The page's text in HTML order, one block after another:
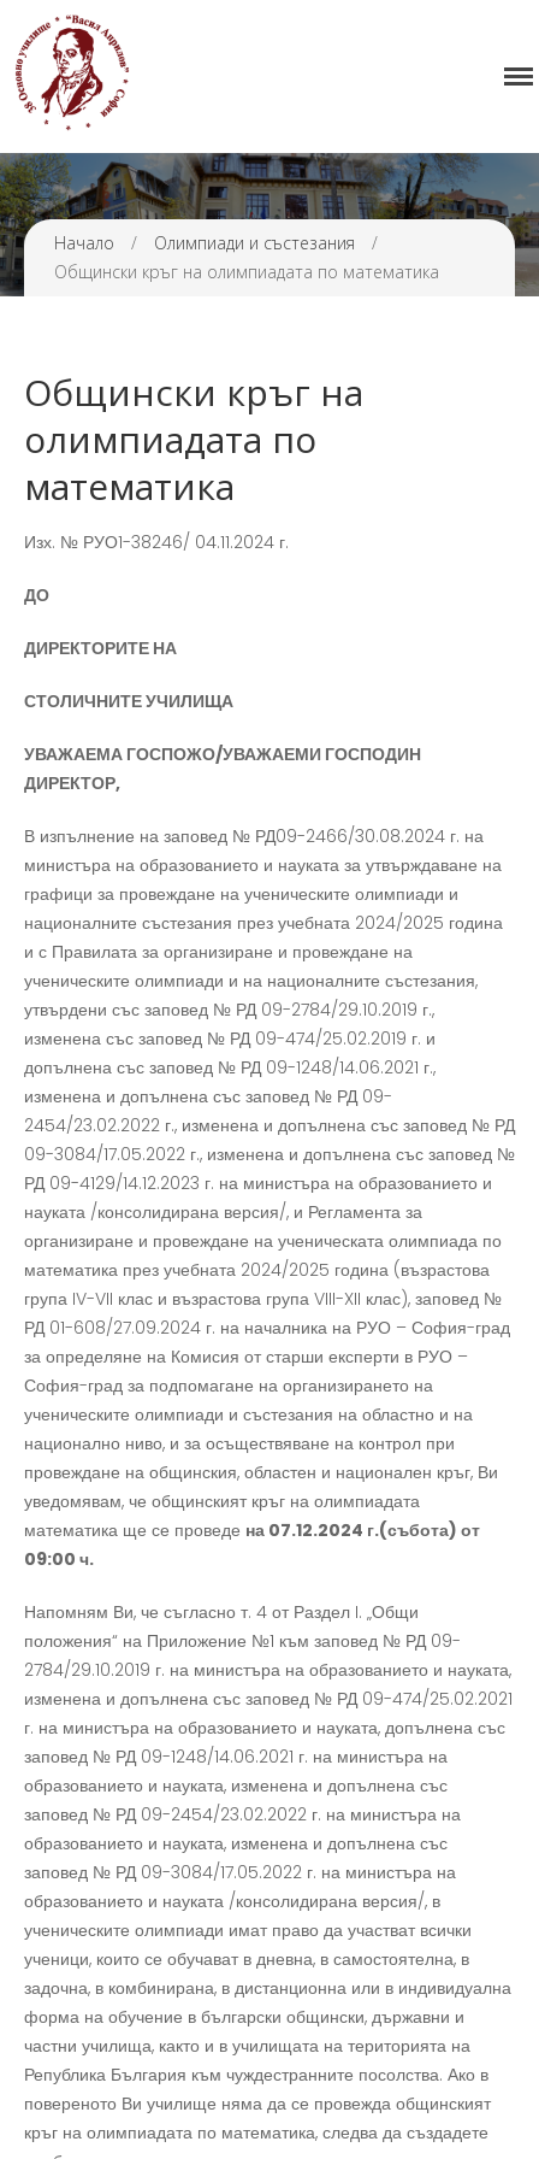
Начало
Училището
Контакти
Начало / Олимпиади и състезания
/
Общински кръг на олимпиадата по математика
Общински кръг на
олимпиадата по
математика
Изх. № РУО1-38246/ 04.11.2024 г.
ДО
ДИРЕКТОРИТЕ НА
СТОЛИЧНИТЕ УЧИЛИЩА
УВАЖАЕМА ГОСПОЖО/УВАЖАЕМИ ГОСПОДИН
ДИРЕКТОР,
В изпълнение на заповед № РД09-2466/30.08.2024 г. на
министъра на образованието и науката за утвърждаване на
графици за провеждане на ученическите олимпиади и
националните състезания през учебната 2024/2025 година
и с Правилата за организиране и провеждане на
ученическите олимпиади и на националните състезания,
утвърдени със заповед № РД 09-2784/29.10.2019 г.,
изменена със заповед № РД 09-474/25.02.2019 г. и
допълнена със заповед № РД 09-1248/14.06.2021 г.,
изменена и допълнена със заповед № РД 09-
2454/23.02.2022 г., изменена и допълнена със заповед № РД
09-3084/17.05.2022 г., изменена и допълнена със заповед №
РД 09-4129/14.12.2023 г. на министъра на образованието и
науката /консолидирана версия/, и Регламента за
организиране и провеждане на ученическата олимпиада по
математика през учебната 2024/2025 година (възрастова
група IV-VII клас и възрастова група VIII-XII клас), заповед №
РД 01-608/27.09.2024 г. на началника на РУО – София-град
за определяне на Комисия от старши експерти в РУО –
София-град за подпомагане на организирането на
ученическите олимпиади и състезания на областно и на
национално ниво, и за осъществяване на контрол при
провеждане на общинския, областен и национален кръг, Ви
уведомявам, че общинският кръг на олимпиадата
математика ще се проведе на 07.12.2024 г.(събота) от
09:00 ч.
Напомням Ви, че съгласно т. 4 от Раздел I. „Общи
положения“ на Приложение №1 към заповед № РД 09-
2784/29.10.2019 г. на министъра на образованието и науката,
изменена и допълнена със заповед № РД 09-474/25.02.2021
г. на министъра на образованието и науката, допълнена със
заповед № РД 09-1248/14.06.2021 г. на министъра на
образованието и науката, изменена и допълнена със
заповед № РД 09-2454/23.02.2022 г. на министъра на
образованието и науката, изменена и допълнена със
заповед № РД 09-3084/17.05.2022 г. на министъра на
образованието и науката /консолидирана версия/, в
ученическите олимпиади имат право да участват всички
ученици, които се обучават в дневна, в самостоятелна, в
задочна, в комбинирана, в дистанционна или в индивидуална
форма на обучение в български общински, държавни и
частни училища, както и в училищата на територията на
Република България към чуждестранните посолства. Ако в
повереното Ви училище няма да се провежда общинският
кръг на олимпиадата по математика, следва да създадете